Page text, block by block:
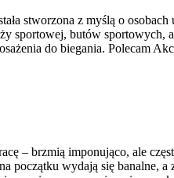
stworzona z myślą o
sportowej, butów
do biegania. Polecam
– brzmią imponująco, ale
początku wydają się banalne,